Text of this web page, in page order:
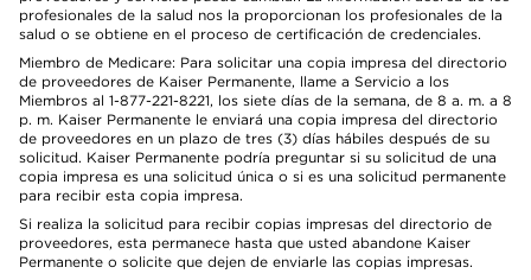
profesionales de la salud nos la proporcionan los profesionales de la
salud o se obtiene en el proceso de certificación de credenciales.
Miembro de Medicare: Para solicitar una copia impresa del directorio
de proveedores de Kaiser Permanente, llame a Servicio a los
Miembros al 1-877-221-8221, los siete días de la semana, de 8 a. m. a 8
p. m. Kaiser Permanente le enviará una copia impresa del directorio
de proveedores en un plazo de tres (3) días hábiles después de su
solicitud. Kaiser Permanente podría preguntar si su solicitud de una
copia impresa es una solicitud única o si es una solicitud permanente
para recibir esta copia impresa.
Si realiza la solicitud para recibir copias impresas del directorio de
proveedores, esta permanece hasta que usted abandone Kaiser
Permanente o solicite que dejen de enviarle las copias impresas.